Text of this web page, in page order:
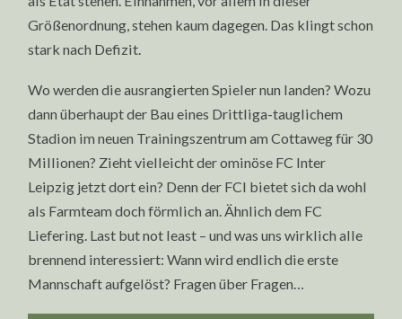
Größenordnung, stehen kaum dagegen. Das klingt schon
stark nach Defizit.
Wo werden die ausrangierten Spieler nun landen? Wozu
dann überhaupt der Bau eines Drittliga-tauglichem
Stadion im neuen Trainingszentrum am Cottaweg für 30
Millionen? Zieht vielleicht der ominöse FC Inter
Leipzig jetzt dort ein? Denn der FCI bietet sich da wohl
als Farmteam doch förmlich an. Ähnlich dem FC
Liefering. Last but not least – und was uns wirklich alle
brennend interessiert: Wann wird endlich die erste
Mannschaft aufgelöst? Fragen über Fragen…